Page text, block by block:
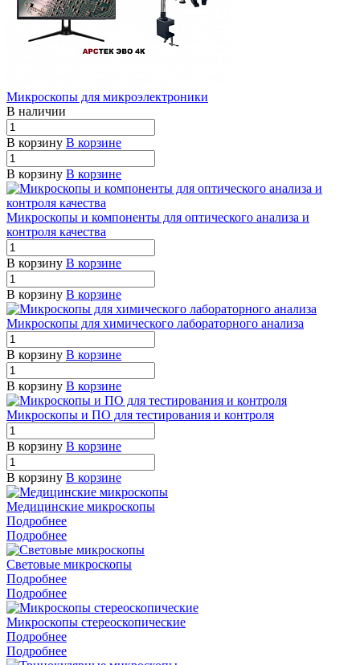
Микроскопы для микроэлектроники
В наличии
В корзину В корзине
В корзину В корзине
Микроскопы и компоненты для оптического анализа и
контроля качества
В корзину В корзине
В корзину В корзине
Микроскопы для химического лабораторного анализа
В корзину В корзине
В корзину В корзине
Микроскопы и ПО для тестирования и контроля
В корзину В корзине
В корзину В корзине
Медицинские микроскопы
Подробнее
Подробнее
Световые микроскопы
Подробнее
Подробнее
Микроскопы стереоскопические
Подробнее
Подробнее